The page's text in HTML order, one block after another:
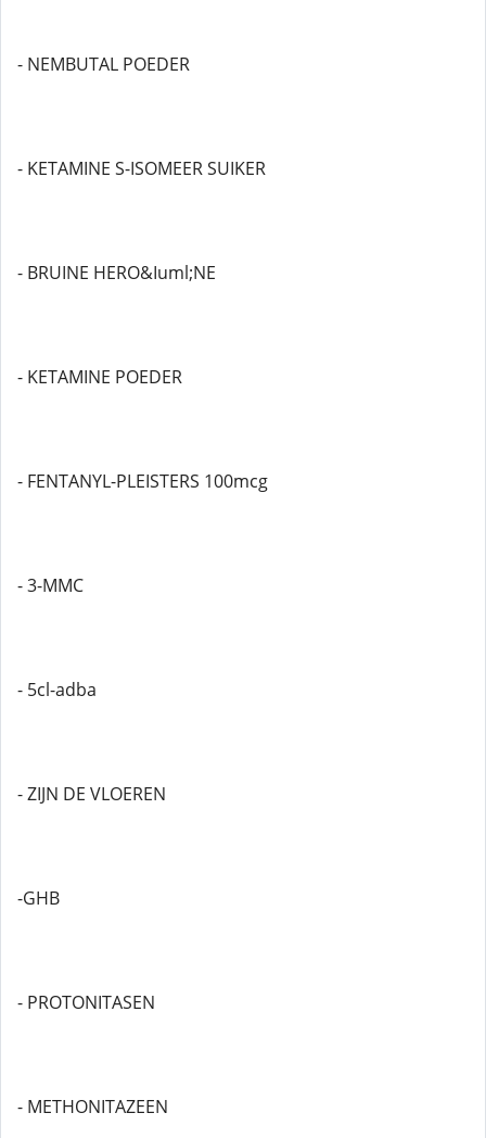
- NEMBUTAL POEDER
- KETAMINE S-ISOMEER SUIKER
- BRUINE HERO&Iuml;NE
- KETAMINE POEDER
- FENTANYL-PLEISTERS 100mcg
- 3-MMC
- 5cl-adba
- ZIJN DE VLOEREN
-GHB
- PROTONITASEN
- METHONITAZEEN